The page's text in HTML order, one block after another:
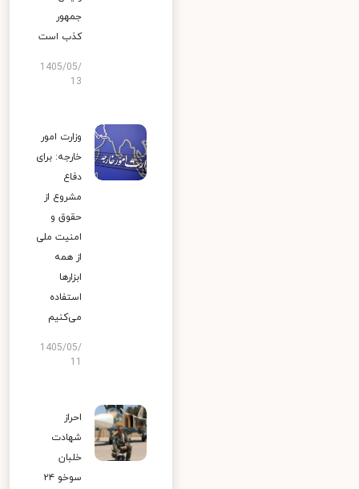
جمهور
کذب است
1405/05/
13
وزارت امور
خارجه: برای
دفاع
مشروع از
حقوق و
امنیت ملی
از همه
ابزارها
استفاده
می‌کنیم
1405/05/
احراز
شهادت
خلبان
سوخو ۲۴